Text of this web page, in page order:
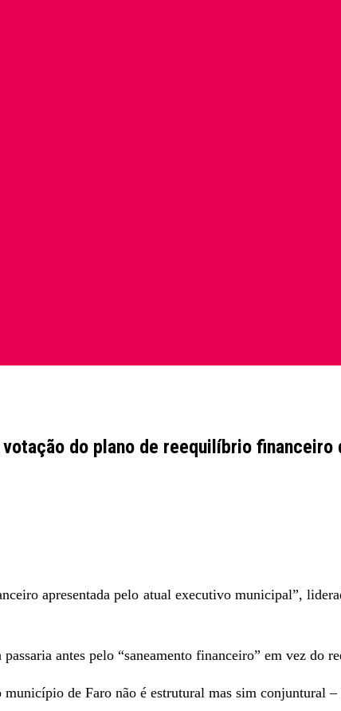
do plano de reequilíbrio
apresentada pelo atual executivo municipal”,
antes pelo “saneamento financeiro” em vez do
de Faro não é estrutural mas sim conjuntural